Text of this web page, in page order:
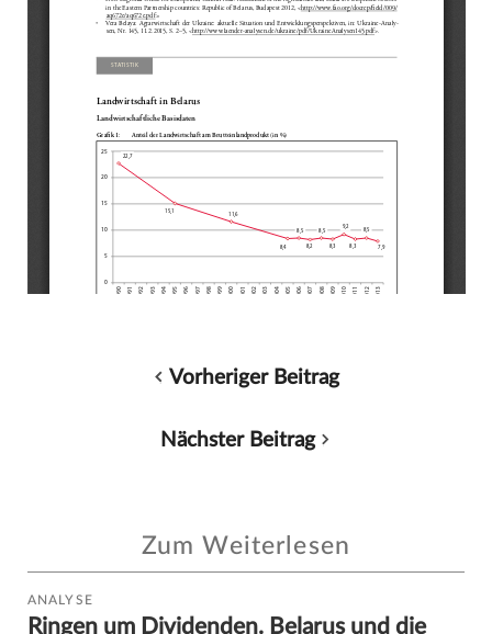
Vorheriger Beitrag
Nächster Beitrag
Zum Weiterlesen
ANALYSE
Ringen um Dividenden. Belarus und die